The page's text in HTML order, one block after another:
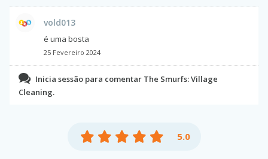
vold013
é uma bosta
25 Fevereiro 2024
Inicia sessão para comentar The Smurfs: Village
Cleaning.
5.0